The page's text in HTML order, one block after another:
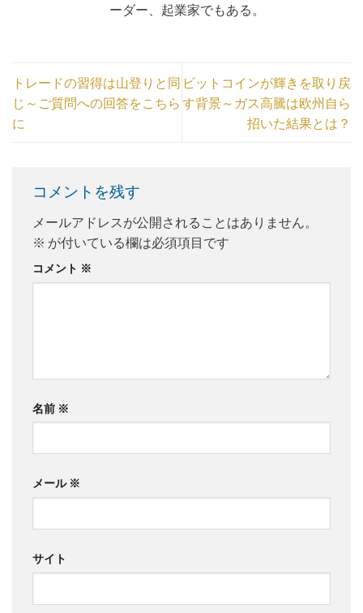
ーダー、起業家でもある。
トレードの習得は山登りと同
じ～ご質問への回答をこちら
に
ビットコインが輝きを取り戻
す背景～ガス高騰は欧州自ら
招いた結果とは？
コメントを残す
メールアドレスが公開されることはありません。
※ が付いている欄は必須項目です
コメント ※
名前 ※
メール ※
サイト